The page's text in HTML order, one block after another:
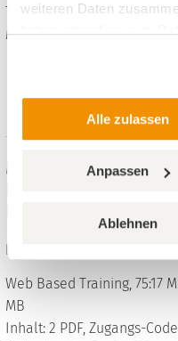
weiteren Daten
Alle zulassen
Anpassen
Ablehnen
Teilnahme beim Anbieter
Michael Reder, Thomas
Mit innerer Stärke
Fächerübergreifend, 1. bis
Web Based Training, 75:17
MB
Inhalt: 2 PDF, Zugangs-